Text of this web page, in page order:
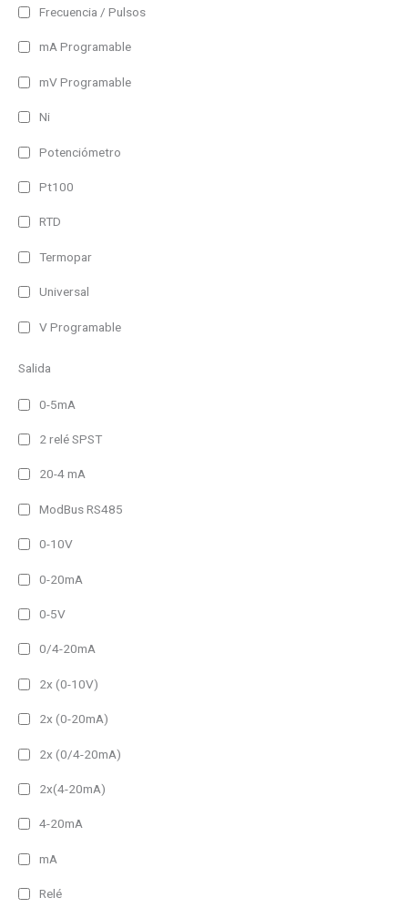
Frecuencia / Pulsos
mA Programable
mV Programable
Ni
Potenciómetro
Pt100
RTD
Termopar
Universal
V Programable
Salida
0-5mA
2 relé SPST
20-4 mA
ModBus RS485
0-10V
0-20mA
0-5V
0/4-20mA
2x (0-10V)
2x (0-20mA)
2x (0/4-20mA)
2x(4-20mA)
4-20mA
mA
Relé